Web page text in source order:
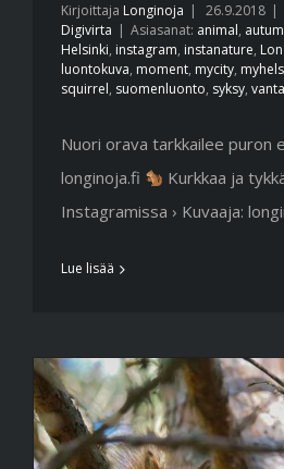
Kirjoittaja Longinoja 26.9.2018
Digivirta
Asiasanat: animal,
Helsinki, instagram, instanature,
luontokuva, moment, mycity,
squirrel, suomenluonto, syksy,
Nuori orava tarkkailee puron
longinoja.fi
Kurkkaa ja
Instagramissa › Kuvaaja:
Lue lisää